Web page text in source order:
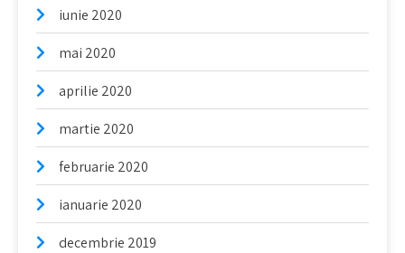
iunie 2020
mai 2020
aprilie 2020
martie 2020
februarie 2020
ianuarie 2020
decembrie 2019